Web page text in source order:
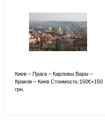
Киев – Прага – Карловы Вары –
Краков – Киев Стоимость:150€+150
грн.